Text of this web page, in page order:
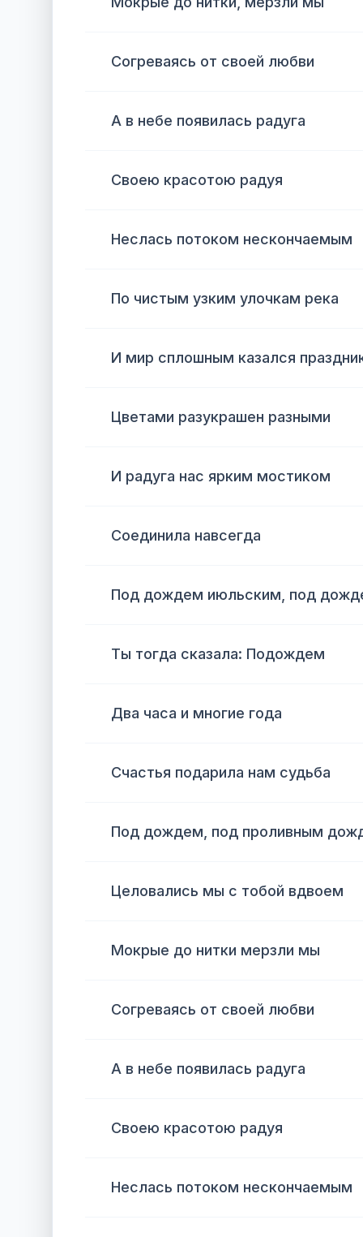
Согреваясь от своей любви
А в небе появилась радуга
Своею красотою радуя
Неслась потоком нескончаемым
По чистым узким улочкам река
И мир сплошным казался
Цветами разукрашен разными
И радуга нас ярким мостиком
Соединила навсегда
Под дождем июльским, под
Ты тогда сказала: Подождем
Два часа и многие года
Счастья подарила нам судьба
Под дождем, под проливным
Целовались мы с тобой вдвоем
Мокрые до нитки мерзли мы
Согреваясь от своей любви
А в небе появилась радуга
Своею красотою радуя
Неслась потоком нескончаемым